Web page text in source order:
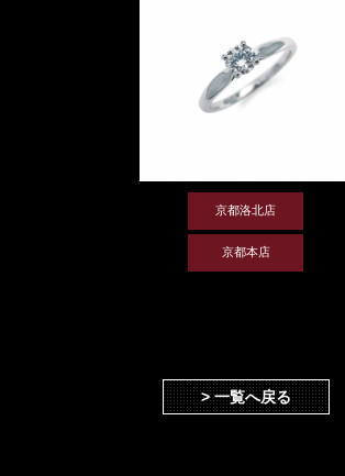
京都洛北店
京都本店
> 一覧へ戻る